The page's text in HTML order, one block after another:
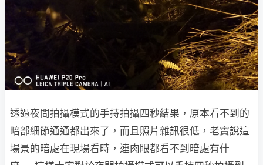
透過夜間拍攝模式的手持拍攝四秒結果，原本看不到的
暗部細節通通都出來了，而且照片雜訊很低，老實說這
場景的暗處在現場看時，連肉眼都看不到暗處有什